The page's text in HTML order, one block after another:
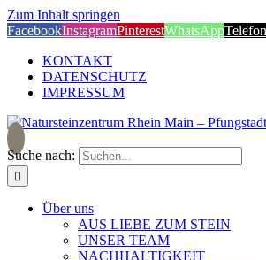
Zum Inhalt springen
FacebookInstagramPinterestWhatsAppTelefon
KONTAKT
DATENSCHUTZ
IMPRESSUM
Suche nach:
Über uns
AUS LIEBE ZUM STEIN
UNSER TEAM
NACHHALTIGKEIT